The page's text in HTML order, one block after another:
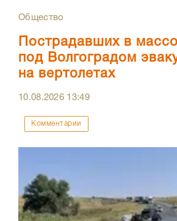
Общество
Пострадавших в
под Волгоградом
на вертолетах
10.08.2026 13:49
Комментарии